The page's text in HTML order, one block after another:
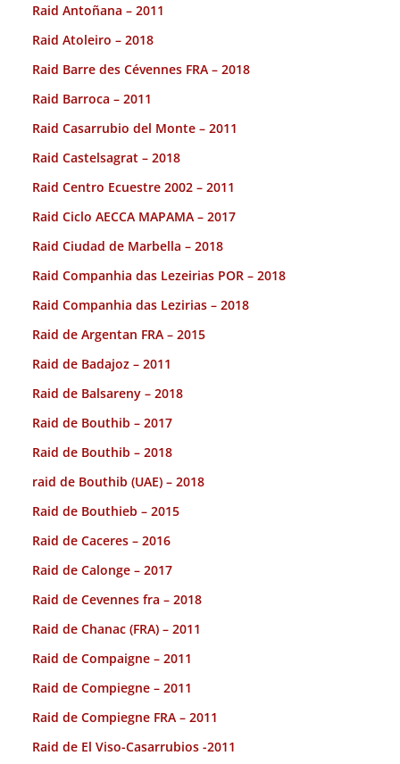
Raid Antoñana – 2011
Raid Atoleiro – 2018
Raid Barre des Cévennes FRA – 2018
Raid Barroca – 2011
Raid Casarrubio del Monte – 2011
Raid Castelsagrat – 2018
Raid Centro Ecuestre 2002 – 2011
Raid Ciclo AECCA MAPAMA – 2017
Raid Ciudad de Marbella – 2018
Raid Companhia das Lezeirias POR – 2018
Raid Companhia das Lezirias – 2018
Raid de Argentan FRA – 2015
Raid de Badajoz – 2011
Raid de Balsareny – 2018
Raid de Bouthib – 2017
Raid de Bouthib – 2018
raid de Bouthib (UAE) – 2018
Raid de Bouthieb – 2015
Raid de Caceres – 2016
Raid de Calonge – 2017
Raid de Cevennes fra – 2018
Raid de Chanac (FRA) – 2011
Raid de Compaigne – 2011
Raid de Compiegne – 2011
Raid de Compiegne FRA – 2011
Raid de El Viso-Casarrubios -2011